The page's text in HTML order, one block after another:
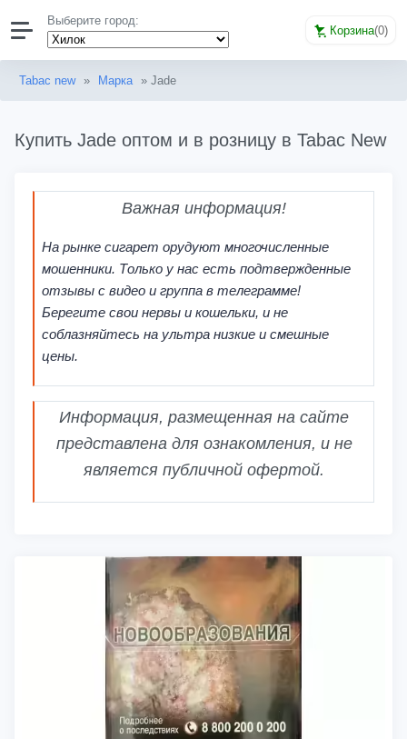
Выберите город:
Корзина(0)
Tabac new » Марка » Jade
Купить Jade оптом и в розницу в Tabac New
Важная информация!
На рынке сигарет орудуют многочисленные
мошенники. Только у нас есть подтвержденные
отзывы с видео и группа в телеграмме!
Берегите свои нервы и кошельки, и не
соблазняйтесь на ультра низкие и смешные
цены.
Информация, размещенная на сайте
представлена для ознакомления, и не
является публичной офертой.